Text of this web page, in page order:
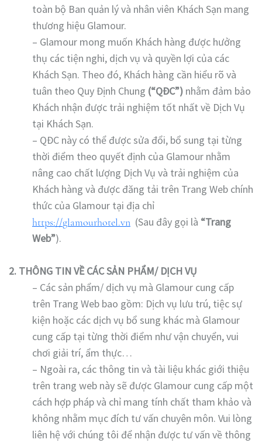
toàn bộ Ban quản lý và nhân viên Khách Sạn mang
thương hiệu Glamour.
– Glamour mong muốn Khách hàng được hưởng
thụ các tiện nghi, dịch vụ và quyền lợi của các
Khách Sạn. Theo đó, Khách hàng cần hiểu rõ và
tuân theo Quy Định Chung (“QĐC”) nhằm đảm bảo
Khách nhận được trải nghiệm tốt nhất về Dịch Vụ
tại Khách Sạn.
– QĐC này có thể được sửa đổi, bổ sung tại từng
thời điểm theo quyết định của Glamour nhằm
nâng cao chất lượng Dịch Vụ và trải nghiệm của
Khách hàng và được đăng tải trên Trang Web chính
thức của Glamour tại địa chỉ
https://glamourhotel.vn (Sau đây gọi là “Trang
Web”).
2. THÔNG TIN VỀ CÁC SẢN PHẨM/ DỊCH VỤ
– Các sản phẩm/ dịch vụ mà Glamour cung cấp
trên Trang Web bao gồm: Dịch vụ lưu trú, tiệc sự
kiện hoặc các dịch vụ bổ sung khác mà Glamour
cung cấp tại từng thời điểm như vận chuyển, vui
chơi giải trí, ẩm thực…
– Ngoài ra, các thông tin và tài liệu khác giới thiệu
trên trang web này sẽ được Glamour cung cấp một
cách hợp pháp và chỉ mang tính chất tham khảo và
không nhằm mục đích tư vấn chuyên môn. Vui lòng
liên hệ với chúng tôi để nhận được tư vấn về thông